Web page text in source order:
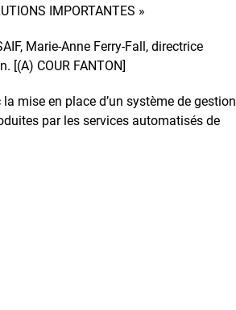
IMPORTANTES »
Marie-Anne Ferry-Fall, directrice
[(A) COUR FANTON]
mise en place d’un système de gestion
par les services automatisés de